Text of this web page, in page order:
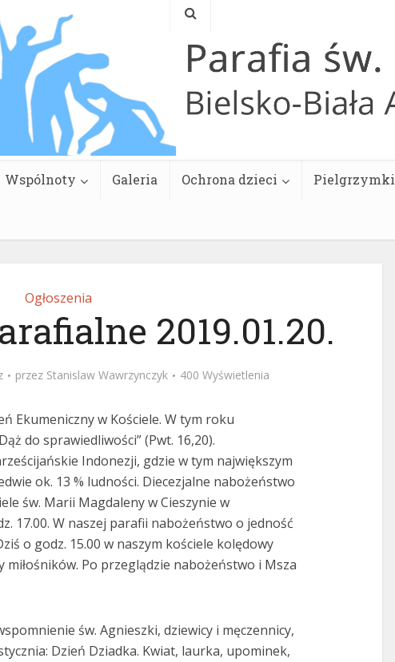
Wspólnoty Galeria Ochrona dzieci Pielgrzymki
Ogłoszenia
2019.01.20.
przez Stanislaw Wawrzynczyk 400 Wyświetlenia
Ekumeniczny w Kościele. W tym roku
do sprawiedliwości” (Pwt. 16,20).
Indonezji, gdzie w tym największym
ok. 13 % ludności. Diecezjalne nabożeństwo
św. Marii Magdaleny w Cieszynie w
17.00. W naszej parafii nabożeństwo o jedność
o godz. 15.00 w naszym kościele kolędowy
Po przeglądzie nabożeństwo i Msza
św. Agnieszki, dziewicy i męczennicy,
Dzień Dziadka. Kwiat, laurka, upominek,